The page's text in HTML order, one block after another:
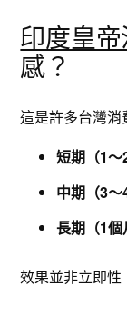
印度皇
感？
這是許多台灣消
短期（1～
中期（3～
長期（1個
效果並非立即性